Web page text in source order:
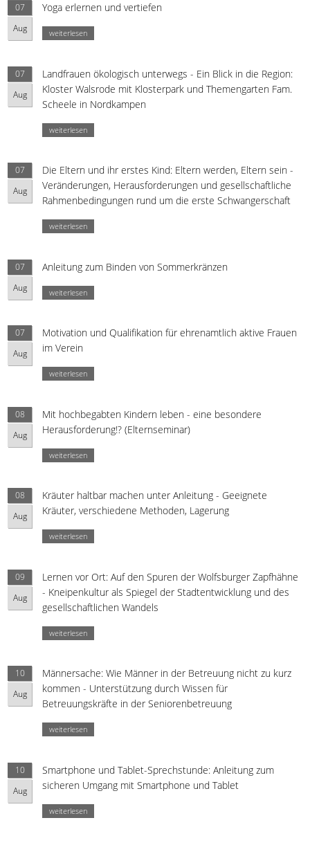
07
Aug
Yoga erlernen und vertiefen
weiterlesen
07
Aug
Landfrauen ökologisch unterwegs - Ein Blick in die Region:
Kloster Walsrode mit Klosterpark und Themengarten Fam.
Scheele in Nordkampen
weiterlesen
07
Aug
Die Eltern und ihr erstes Kind: Eltern werden, Eltern sein -
Veränderungen, Herausforderungen und gesellschaftliche
Rahmenbedingungen rund um die erste Schwangerschaft
weiterlesen
07
Aug
Anleitung zum Binden von Sommerkränzen
weiterlesen
07
Aug
Motivation und Qualifikation für ehrenamtlich aktive Frauen
im Verein
weiterlesen
08
Aug
Mit hochbegabten Kindern leben - eine besondere
Herausforderung!? (Elternseminar)
weiterlesen
08
Aug
Kräuter haltbar machen unter Anleitung - Geeignete
Kräuter, verschiedene Methoden, Lagerung
weiterlesen
09
Aug
Lernen vor Ort: Auf den Spuren der Wolfsburger Zapfhähne
- Kneipenkultur als Spiegel der Stadtentwicklung und des
gesellschaftlichen Wandels
weiterlesen
10
Aug
Männersache: Wie Männer in der Betreuung nicht zu kurz
kommen - Unterstützung durch Wissen für
Betreuungskräfte in der Seniorenbetreuung
weiterlesen
10
Aug
Smartphone und Tablet-Sprechstunde: Anleitung zum
sicheren Umgang mit Smartphone und Tablet
weiterlesen